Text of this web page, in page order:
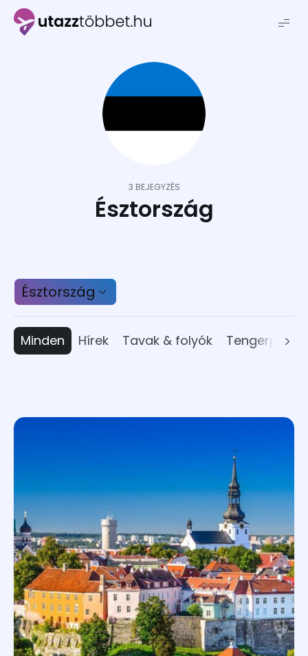
Utazztöbbet.hu
3 BEJEGYZÉS
Észtország
Észtország
Bulgária
Ciprus
Csehország
Dánia
Egyesült Királyság
Észak-Írország
Minden Hírek Tavak & folyók Tengerpart